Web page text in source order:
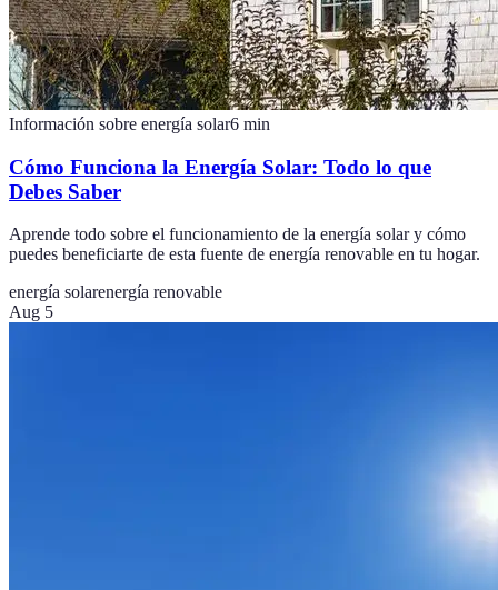
Información sobre energía solar6 min
Cómo Funciona la Energía Solar: Todo lo que
Debes Saber
Aprende todo sobre el funcionamiento de la energía solar y cómo
puedes beneficiarte de esta fuente de energía renovable en tu hogar.
energía solarenergía renovable
Aug 5